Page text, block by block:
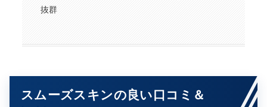
抜群
スムーズスキンの良い口コミ＆